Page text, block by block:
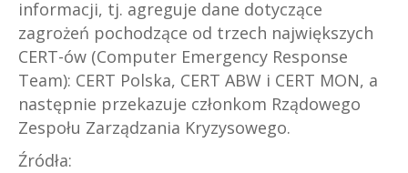
informacji, tj. agreguje dane dotyczące
zagrożeń pochodzące od trzech największych
CERT-ów (Computer Emergency Response
Team): CERT Polska, CERT ABW i CERT MON, a
następnie przekazuje członkom Rządowego
Zespołu Zarządzania Kryzysowego.
Źródła: